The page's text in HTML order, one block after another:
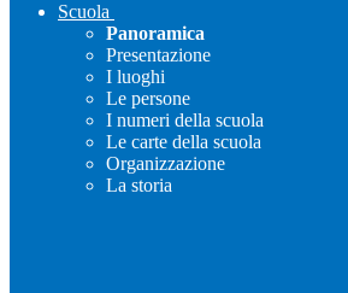
Scuola
Panoramica
Presentazione
I luoghi
Le persone
I numeri della scuola
Le carte della scuola
Organizzazione
La storia